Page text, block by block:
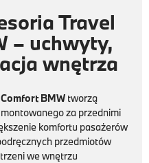
Travel
– uchwyty,
wnętrza
BMW tworzą
za przednimi
komfortu pasażerów
przedmiotów
we wnętrzu